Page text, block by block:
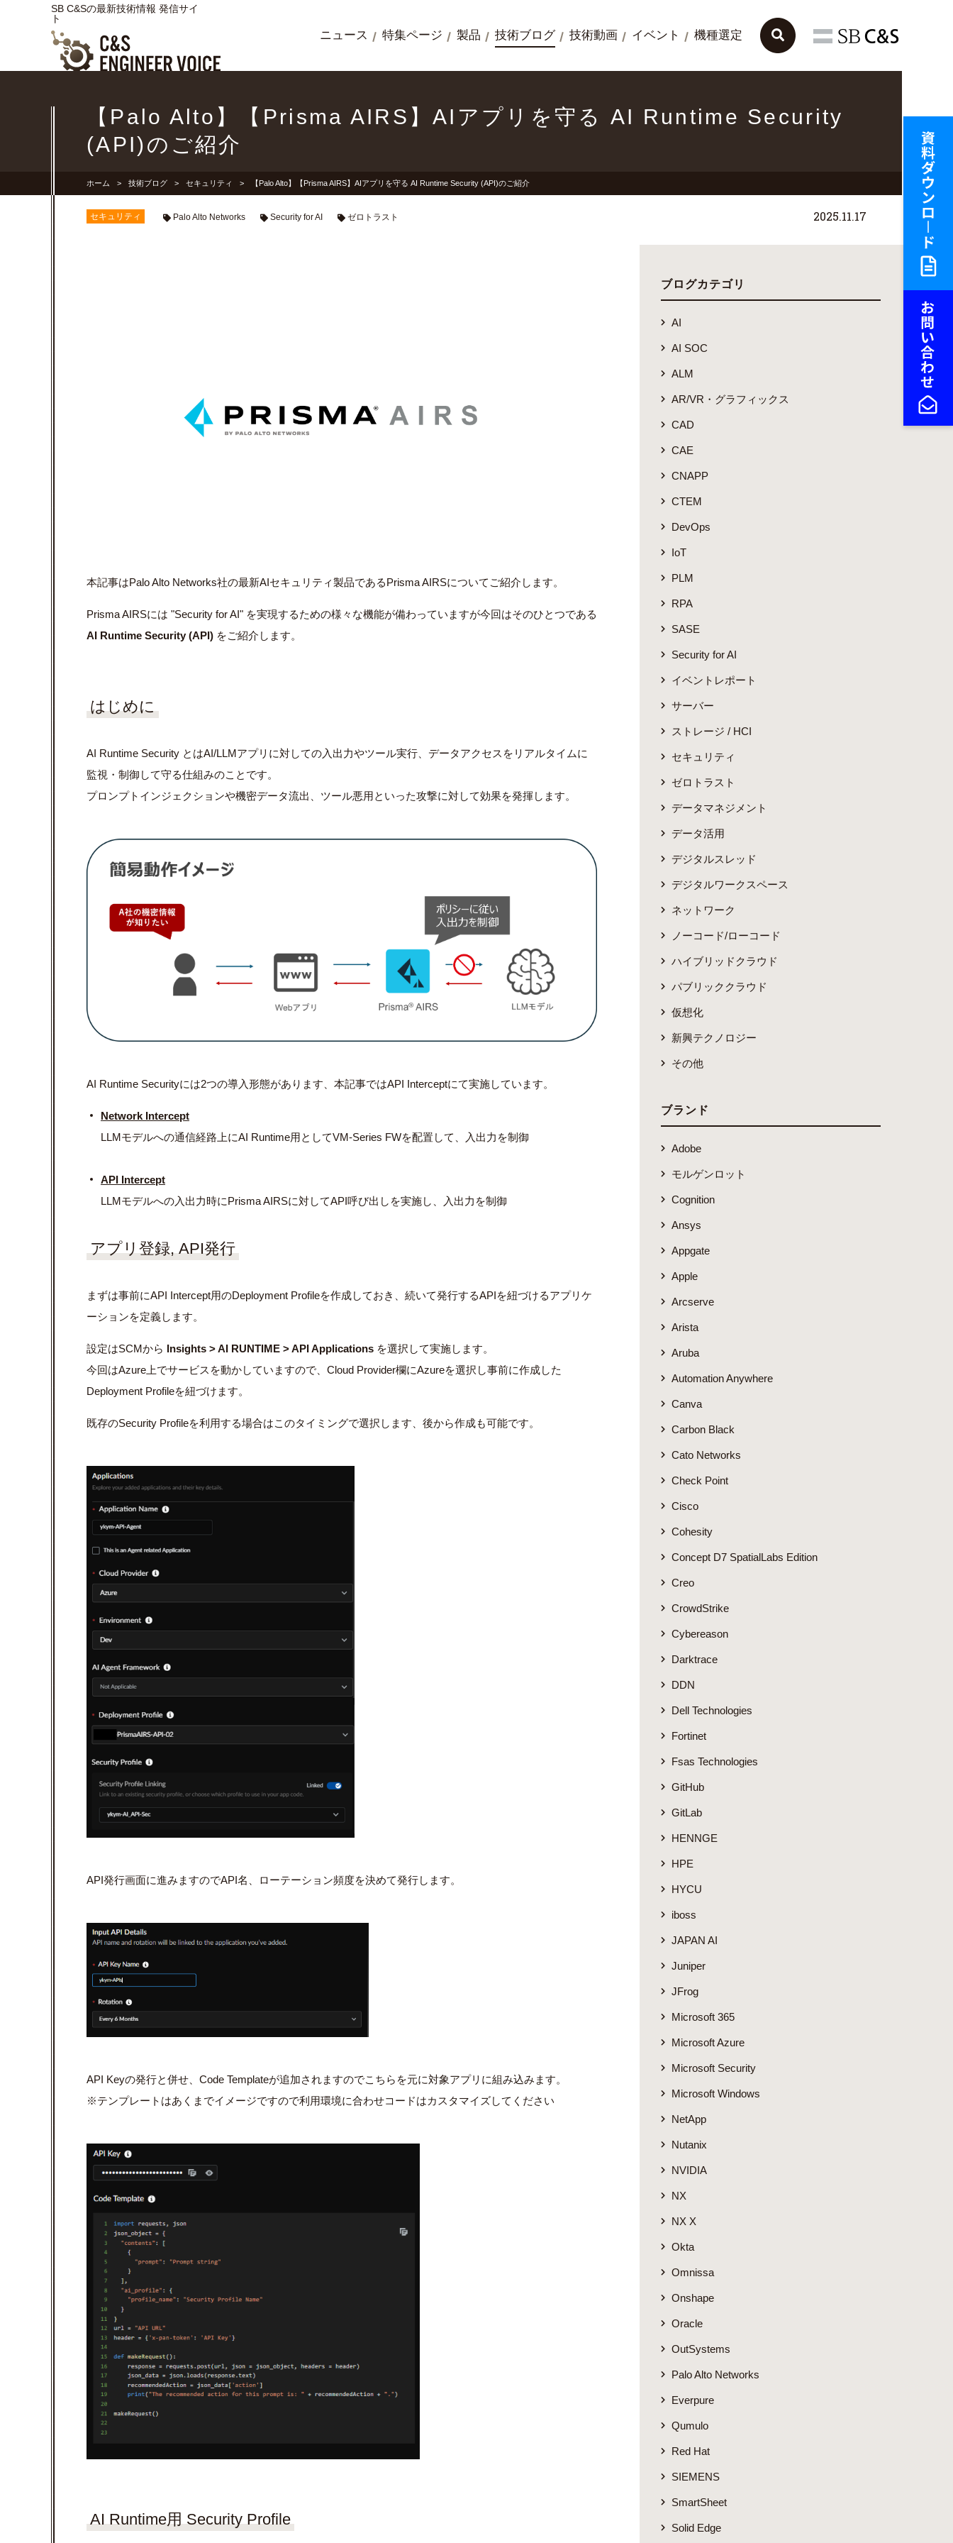
SB C&Sの最新技術情報 発信サイ
ト
ニュース 特集ページ 製品 技術ブログ 技術動画 イベント 機種選定
【Palo Alto】【Prisma AIRS】AIアプリを守る AI Runtime Security
(API)のご紹介
ホーム 技術ブログ セキュリティ 【Palo Alto】【Prisma AIRS】AIアプリを守る AI Runtime Security (API)のご紹介
セキュリティ Palo Alto Networks Security for AI ゼロトラスト 2025.11.17
本記事はPalo Alto Networks社の最新AIセキュリティ製品であるPrisma AIRSについてご紹介します。
Prisma AIRSには "Security for AI" を実現するための様々な機能が備わっていますが今回はそのひとつである
AI Runtime Security (API) をご紹介します。
はじめに
AI Runtime Security とはAI/LLMアプリに対しての入出力やツール実行、データアクセスをリアルタイムに
監視・制御して守る仕組みのことです。
プロンプトインジェクションや機密データ流出、ツール悪用といった攻撃に対して効果を発揮します。
AI Runtime Securityには2つの導入形態があります、本記事ではAPI Interceptにて実施しています。
Network Intercept
LLMモデルへの通信経路上にAI Runtime用としてVM-Series FWを配置して、入出力を制御
API Intercept
LLMモデルへの入出力時にPrisma AIRSに対してAPI呼び出しを実施し、入出力を制御
アプリ登録, API発行
まずは事前にAPI Intercept用のDeployment Profileを作成しておき、続いて発行するAPIを紐づけるアプリケ
ーションを定義します。
設定はSCMから Insights > AI RUNTIME > API Applications を選択して実施します。
今回はAzure上でサービスを動かしていますので、Cloud Provider欄にAzureを選択し事前に作成した
Deployment Profileを紐づけます。
既存のSecurity Profileを利用する場合はこのタイミングで選択します、後から作成も可能です。
API発行画面に進みますのでAPI名、ローテーション頻度を決めて発行します。
API Keyの発行と併せ、Code Templateが追加されますのでこちらを元に対象アプリに組み込みます。
※テンプレートはあくまでイメージですので利用環境に合わせコードはカスタマイズしてください
AI Runtime用 Security Profile
ブログカテゴリ
AI
AI SOC
ALM
AR/VR・グラフィックス
CAD
CAE
CNAPP
CTEM
DevOps
IoT
PLM
RPA
SASE
Security for AI
イベントレポート
サーバー
ストレージ / HCI
セキュリティ
ゼロトラスト
データマネジメント
データ活用
デジタルスレッド
デジタルワークスペース
ネットワーク
ノーコード/ローコード
ハイブリッドクラウド
パブリッククラウド
仮想化
新興テクノロジー
その他
ブランド
Adobe
モルゲンロット
Cognition
Ansys
Appgate
Apple
Arcserve
Arista
Aruba
Automation Anywhere
Canva
Carbon Black
Cato Networks
Check Point
Cisco
Cohesity
Concept D7 SpatialLabs Edition
Creo
CrowdStrike
Cybereason
Darktrace
DDN
Dell Technologies
Fortinet
Fsas Technologies
GitHub
GitLab
HENNGE
HPE
HYCU
iboss
JAPAN AI
Juniper
JFrog
Microsoft 365
Microsoft Azure
Microsoft Security
Microsoft Windows
NetApp
Nutanix
NVIDIA
NX
NX X
Okta
Omnissa
Onshape
Oracle
OutSystems
Palo Alto Networks
Everpure
Qumulo
Red Hat
SIEMENS
SmartSheet
Solid Edge